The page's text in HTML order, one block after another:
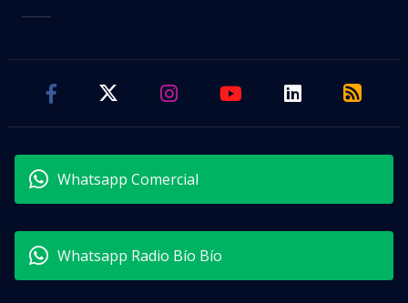
Whatsapp Comercial
Whatsapp Radio Bío Bío